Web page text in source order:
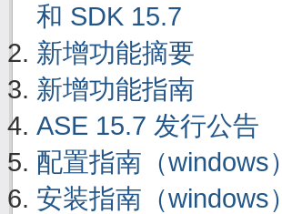
和 SDK 15.7
新增功能摘要
新增功能指南
ASE 15.7 发行公告
配置指南（windows）
安装指南（windows）